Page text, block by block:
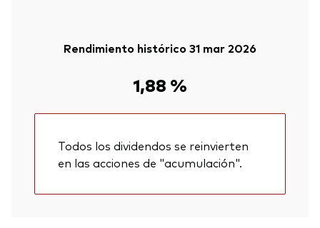
Rendimiento histórico 31 mar 2026
1,88 %
Todos los dividendos se reinvierten
en las acciones de "acumulación".